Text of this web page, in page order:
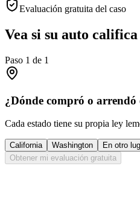
Evaluación gratuita del caso
Vea si su auto
Paso 1 de 1
¿Dónde compró o arrendó
Cada estado tiene su propia ley
California Washington
En otro
Obtener mi evaluación gratuita